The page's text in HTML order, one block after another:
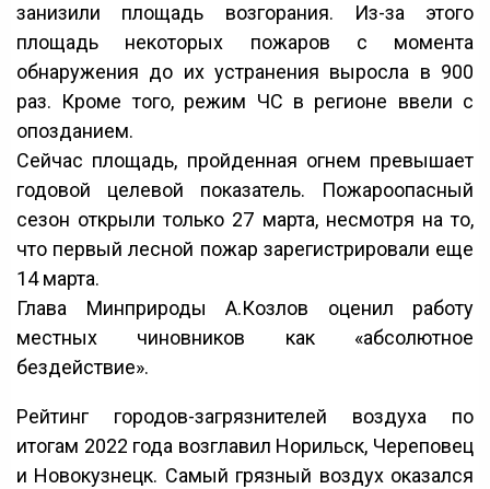
занизили площадь возгорания. Из-за этого
площадь некоторых пожаров с момента
обнаружения до их устранения выросла в 900
раз. Кроме того, режим ЧС в регионе ввели с
опозданием.
Сейчас площадь, пройденная огнем превышает
годовой целевой показатель. Пожароопасный
сезон открыли только 27 марта, несмотря на то,
что первый лесной пожар зарегистрировали еще
14 марта.
Глава Минприроды А.Козлов оценил работу
местных чиновников как «абсолютное
бездействие».
Рейтинг городов-загрязнителей воздуха по
итогам 2022 года возглавил Норильск, Череповец
и Новокузнецк. Самый грязный воздух оказался